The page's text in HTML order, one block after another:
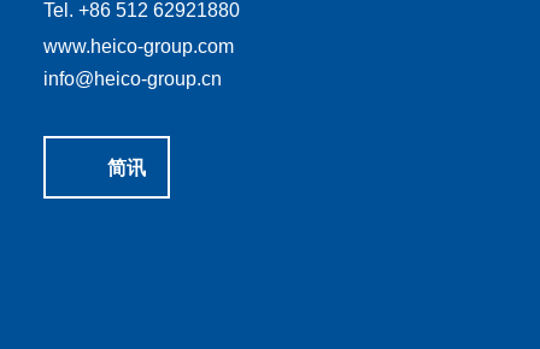
Tel. +86 512 62921880
www.heico-group.com
info@heico-group.cn
简讯